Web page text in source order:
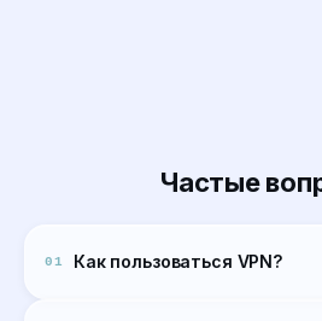
Частые
01 Как пользоваться VPN?